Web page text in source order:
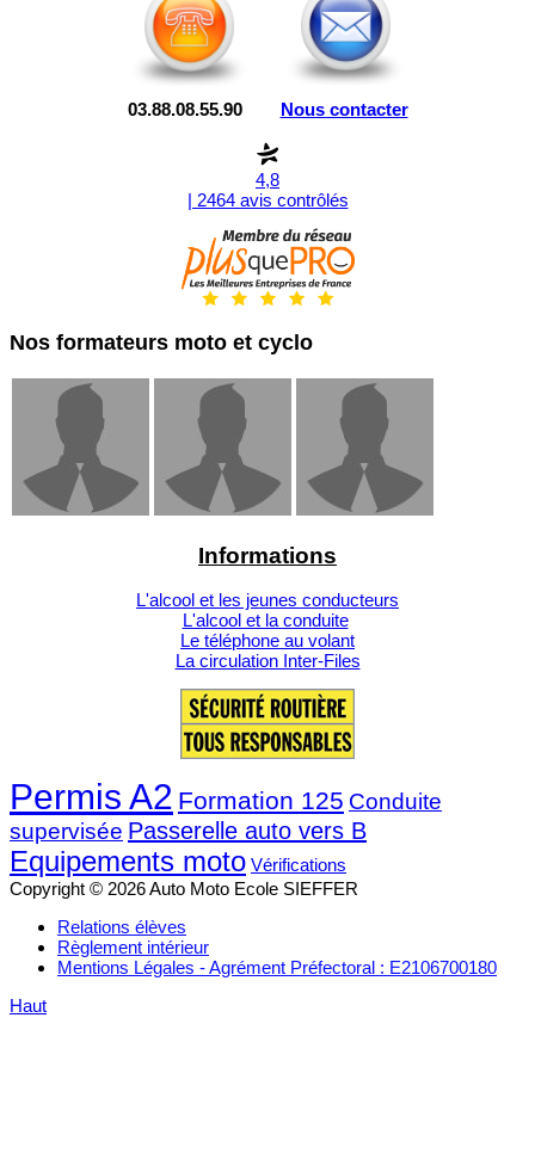
03.88.08.55.90 Nous contacter
4,8
| 2464 avis contrôlés
Nos formateurs moto et cyclo
Informations
L'alcool et les jeunes conducteurs
L'alcool et la conduite
Le téléphone au volant
La circulation Inter-Files
Permis A2 Formation 125 Conduite
supervisée Passerelle auto vers B
Equipements moto Vérifications
Copyright © 2026 Auto Moto Ecole SIEFFER
Relations élèves
Règlement intérieur
Mentions Légales - Agrément Préfectoral : E2106700180
Haut